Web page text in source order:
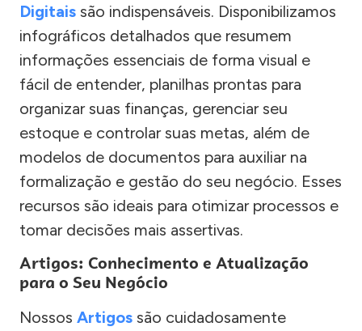
Digitais são indispensáveis. Disponibilizamos
infográficos detalhados que resumem
informações essenciais de forma visual e
fácil de entender, planilhas prontas para
organizar suas finanças, gerenciar seu
estoque e controlar suas metas, além de
modelos de documentos para auxiliar na
formalização e gestão do seu negócio. Esses
recursos são ideais para otimizar processos e
tomar decisões mais assertivas.
Artigos: Conhecimento e Atualização
para o Seu Negócio
Nossos Artigos são cuidadosamente